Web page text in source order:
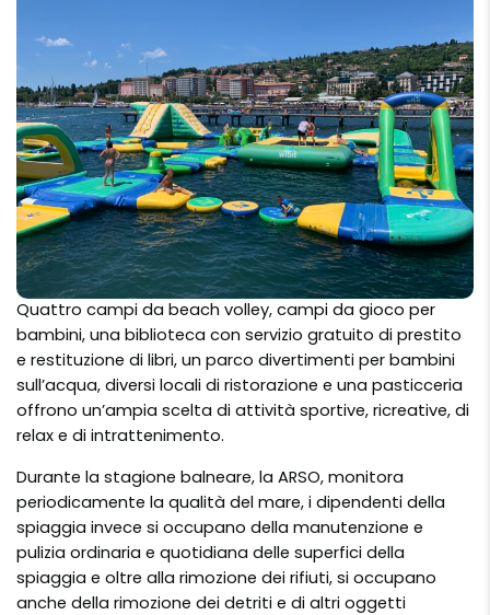
Quattro campi da beach volley, campi da gioco per
bambini, una biblioteca con servizio gratuito di prestito
e restituzione di libri, un parco divertimenti per bambini
sull’acqua, diversi locali di ristorazione e una pasticceria
offrono un’ampia scelta di attività sportive, ricreative, di
relax e di intrattenimento.
Durante la stagione balneare, la ARSO, monitora
periodicamente la qualità del mare, i dipendenti della
spiaggia invece si occupano della manutenzione e
pulizia ordinaria e quotidiana delle superfici della
spiaggia e oltre alla rimozione dei rifiuti, si occupano
anche della rimozione dei detriti e di altri oggetti